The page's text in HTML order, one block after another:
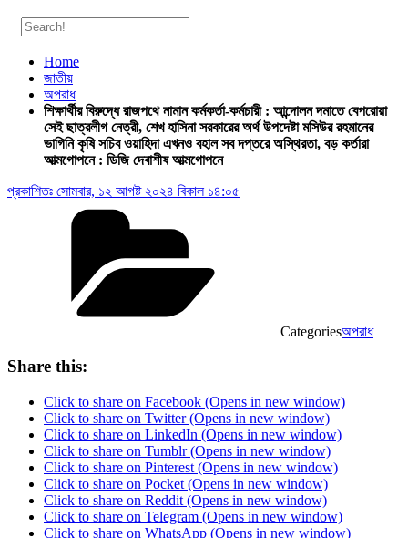
Home
জাতীয়
অপরাধ
শিক্ষার্থীর বিরুদ্ধে রাজপথে নামান কর্মকর্তা-কর্মচারী : আন্দোলন দমাতে বেপরোয়া
সেই ছাত্রলীগ নেত্রী, শেখ হাসিনা সরকারের অর্থ উপদেষ্টা মসিউর রহমানের
ভাগিনি কৃষি সচিব ওয়াহিদা এখনও বহাল সব দপ্তরে অস্থিরতা, বড় কর্তারা
আত্মগোপনে : ডিজি দেবাশীষ আত্মগোপনে
প্রকাশিতঃ সোমবার, ১২ আগষ্ট ২০২৪ বিকাল ১৪:০৫
Categoriesঅপরাধ
Share this:
Click to share on Facebook (Opens in new window)
Click to share on Twitter (Opens in new window)
Click to share on LinkedIn (Opens in new window)
Click to share on Tumblr (Opens in new window)
Click to share on Pinterest (Opens in new window)
Click to share on Pocket (Opens in new window)
Click to share on Reddit (Opens in new window)
Click to share on Telegram (Opens in new window)
Click to share on WhatsApp (Opens in new window)